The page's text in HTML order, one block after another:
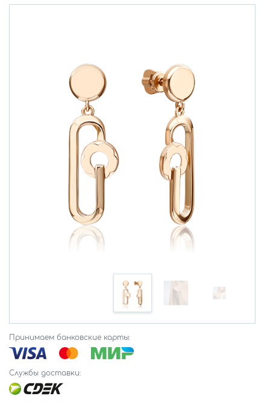
Принимаем банковские карты:
Службы доставки: